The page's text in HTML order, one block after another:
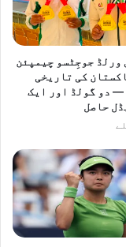
ورلڈ جوجِٹسو چیمپئن
کی تاریخی
— دو گولڈ اور ایک
حاصل